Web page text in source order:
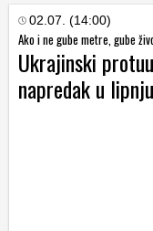
02.07. (14:00)
Ako i ne gube metre, gube
Ukrajinski
napredak u lipnju